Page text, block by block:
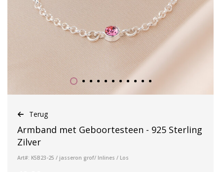
Terug
Armband met Geboortesteen - 925 Sterling
Zilver
Art#: K5B23-25 / jasseron grof/ Inlines / Los